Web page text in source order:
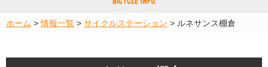
ホーム >情報一覧 > サイクルステーション > ルネサンス棚倉